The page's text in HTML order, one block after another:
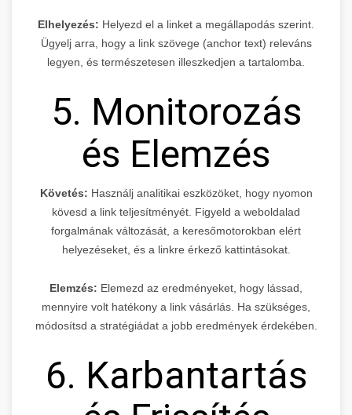
Elhelyezés: Helyezd el a linket a megállapodás szerint.
Ügyelj arra, hogy a link szövege (anchor text) releváns
legyen, és természetesen illeszkedjen a tartalomba.
5. Monitorozás
és Elemzés
Követés: Használj analitikai eszközöket, hogy nyomon
kövesd a link teljesítményét. Figyeld a weboldalad
forgalmának változását, a keresőmotorokban elért
helyezéseket, és a linkre érkező kattintásokat.
Elemzés: Elemezd az eredményeket, hogy lássad,
mennyire volt hatékony a link vásárlás. Ha szükséges,
módosítsd a stratégiádat a jobb eredmények érdekében.
6. Karbantartás